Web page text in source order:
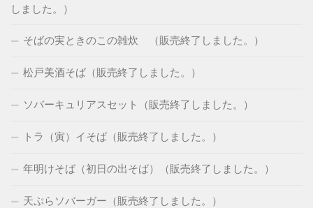
しました。）
そばの実ときのこの雑炊 （販売終了しました。）
松戸美酒そば（販売終了しました。）
ソバーキュリアスセット（販売終了しました。）
トラ（寅）イそば（販売終了しました。）
年明けそば（初日の出そば）（販売終了しました。）
天ぷらソバーガー（販売終了しました。）